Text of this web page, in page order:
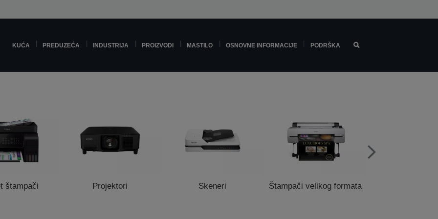
KUĆA PREDUZEĆA INDUSTRIJA PROIZVODI MASTILO OSNOVNE INFORMACIJE PODRŠKA
štampači Projektori Skeneri Štampači velikog formata